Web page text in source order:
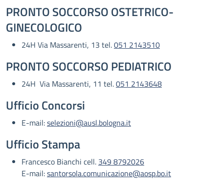
PRONTO SOCCORSO OSTETRICO-
GINECOLOGICO
24H Via Massarenti, 13 tel.051 2143510
PRONTO SOCCORSO PEDIATRICO
24H Via Massarenti, 11 tel.051 2143648
Ufficio Concorsi
E-mail:selezioni@ausl.bologna.it
Ufficio Stampa
Francesco Bianchi cell. 349 8792026
E-mail:santorsola.comunicazione@aosp.bo.it